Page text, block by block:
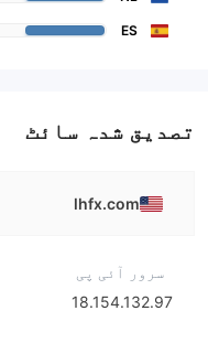
ES
تصدیق شدہ سائٹ
lhfx.com
سرور آئی پی
18.154.132.97